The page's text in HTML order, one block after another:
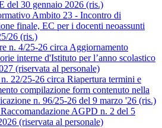
del 30 gennaio 2026 (ris.)
Ambito 23 - Incontro di
finale, EC per i docenti neoassunti
26 (ris.)
n. 4/25-26 circa Aggiornamento
interne d'Istituto per l’anno scolastico
(riservata al personale)
22/25-26 circa Riapertura termini e
compilazione form contenuto nella
n. 96/25-26 del 9 marzo '26 (ris.)
AGPD n. 2 del 5
(riservata al personale)